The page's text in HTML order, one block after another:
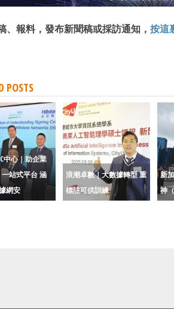
、報料，發布新聞稿或採訪通知， 按這
POSTS
中心｜助企業
站式平台 涵
網安
浪潮卓數｜大數據轉型 重
標註可供訓練
新
神